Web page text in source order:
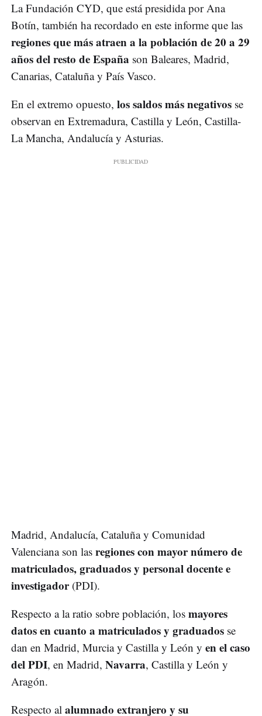
La Fundación CYD, que está presidida por Ana
Botín, también ha recordado en este informe que las
regiones que más atraen a la población de 20 a 29
años del resto de España son Baleares, Madrid,
Canarias, Cataluña y País Vasco.
En el extremo opuesto, los saldos más negativos se
observan en Extremadura, Castilla y León, Castilla-
La Mancha, Andalucía y Asturias.
Madrid, Andalucía, Cataluña y Comunidad
Valenciana son las regiones con mayor número de
matriculados, graduados y personal docente e
investigador(PDI).
Respecto a la ratio sobre población, los mayores
datos en cuanto a matriculados y graduados se
dan en Madrid, Murcia y Castilla y León y en el caso
del PDI, en Madrid, Navarra, Castilla y León y
Aragón.
Respecto al alumnado extranjero y su